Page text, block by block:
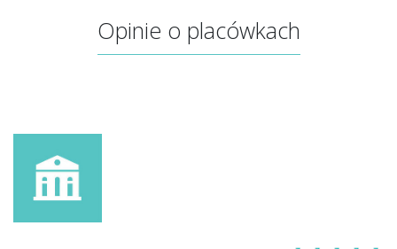
Opinie o placówkach